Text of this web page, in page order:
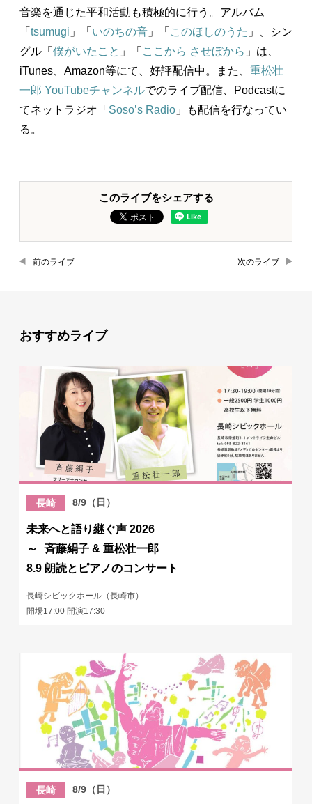
音楽を通じた平和活動も積極的に行う。アルバム
「 tsumugi 」「 いのちの音 」「 このほしのうた 」、シン
グル「 僕がいたこと 」「 ここから させぼから 」は、
iTunes、Amazon等にて、好評配信中。また、 重松壮
一郎 YouTubeチャンネルでのライブ配信、Podcastに
てネットラジオ「 Soso’s Radio 」も配信を行なってい
る。
このライブをシェアする
前のライブ 次のライブ
おすすめライブ
長崎 8/9（日）
未来へと語り継ぐ声 2026
～ 斉藤絹子 & 重松壮一郎
8.9 朗読とピアノのコンサート
長崎シビックホール（長崎市）
開場17:00 開演17:30
長崎 8/9（日）